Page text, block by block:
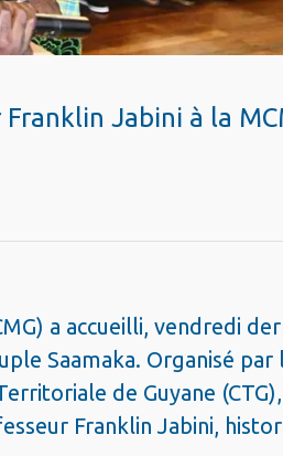
Jabini à la
a accueilli, vendredi
Saamaka. Organisé par
de Guyane
Franklin Jabini,